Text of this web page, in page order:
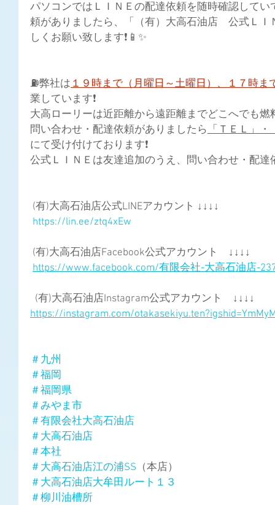
パソコンではＬＩＮＥの配達依頼を随時確認して
頼がありましたら、「（有）大高石油店　公式Ｌ
しくお願い致します❗📱✨
⛽弊社は １９時まで（月曜日～土曜日）、１７時ま
業しています❗
大高ローリーは近距離から遠距離までどこへでも燃
問い合わせ・配達依頼がありましたら 「ＴＥＬ」
にて受け付けております❗
公式ＬＩＮＥは友達追加のうえ、問い合わせ・配
(有)大高石油店公式LINEアカウント ↓↓↓↓
https://lin.ee/ztq4xEw
(有)大高石油店Facebook公式アカウント　↓↓↓↓
https://www.facebook.com/有限会社-大高石油店-
  (有)大高石油店Instagram公式アカウント　↓↓↓↓
https://instagram.com/
＃九州
＃福岡
＃福岡県
＃みやま市
＃有限会社大高石油店
＃大高石油店
＃本社
＃大高石油店江の浦SS （本店）
＃大高石油店大牟田ルート１３
＃柳川油槽所